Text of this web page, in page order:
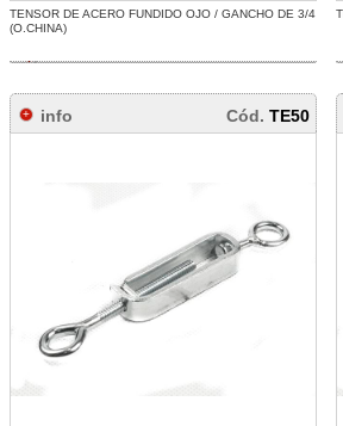
TENSOR DE ACERO FUNDIDO OJO / GANCHO DE 3/4
(O.CHINA)
info Cód. TE50